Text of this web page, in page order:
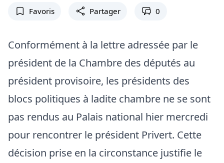
Favoris Partager 0
Conformément à la lettre adressée par le
président de la Chambre des députés au
président provisoire, les présidents des
blocs politiques à ladite chambre ne se sont
pas rendus au Palais national hier mercredi
pour rencontrer le président Privert. Cette
décision prise en la circonstance justifie le